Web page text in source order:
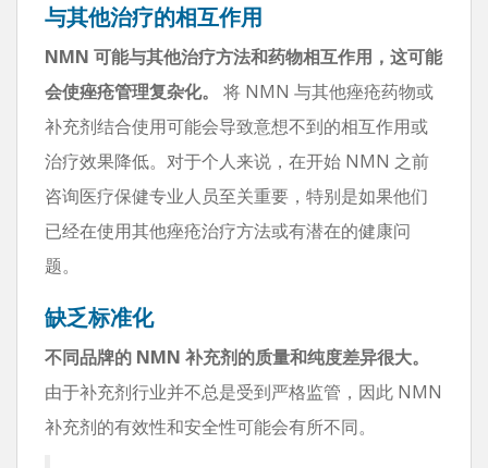
与其他治疗的相互作用
NMN 可能与其他治疗方法和药物相互作用，这可能
会使痤疮管理复杂化。
将 NMN 与其他痤疮药物或
补充剂结合使用可能会导致意想不到的相互作用或
治疗效果降低。对于个人来说，在开始 NMN 之前
咨询医疗保健专业人员至关重要，特别是如果他们
已经在使用其他痤疮治疗方法或有潜在的健康问
题。
缺乏标准化
不同品牌的 NMN 补充剂的质量和纯度差异很大。
由于补充剂行业并不总是受到严格监管，因此 NMN
补充剂的有效性和安全性可能会有所不同。